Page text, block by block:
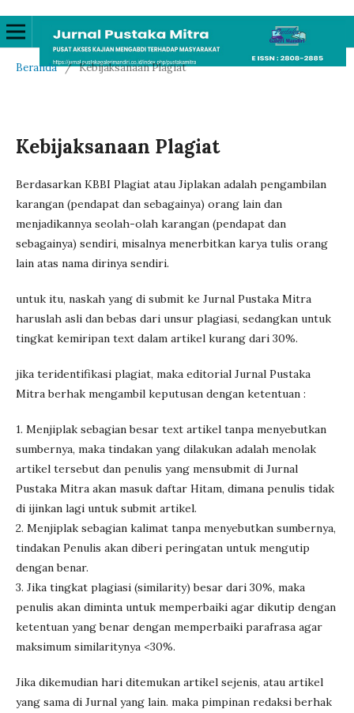
Beranda / Kebijaksanaan Plagiat
Kebijaksanaan Plagiat
Berdasarkan KBBI Plagiat atau Jiplakan adalah pengambilan
karangan (pendapat dan sebagainya) orang lain dan
menjadikannya seolah-olah karangan (pendapat dan
sebagainya) sendiri, misalnya menerbitkan karya tulis orang
lain atas nama dirinya sendiri.
untuk itu, naskah yang di submit ke Jurnal Pustaka Mitra
haruslah asli dan bebas dari unsur plagiasi, sedangkan untuk
tingkat kemiripan text dalam artikel kurang dari 30%.
jika teridentifikasi plagiat, maka editorial Jurnal Pustaka
Mitra berhak mengambil keputusan dengan ketentuan :
1. Menjiplak sebagian besar text artikel tanpa menyebutkan
sumbernya, maka tindakan yang dilakukan adalah menolak
artikel tersebut dan penulis yang mensubmit di Jurnal
Pustaka Mitra akan masuk daftar Hitam, dimana penulis tidak
di ijinkan lagi untuk submit artikel.
2. Menjiplak sebagian kalimat tanpa menyebutkan sumbernya,
tindakan Penulis akan diberi peringatan untuk mengutip
dengan benar.
3. Jika tingkat plagiasi (similarity) besar dari 30%, maka
penulis akan diminta untuk memperbaiki agar dikutip dengan
ketentuan yang benar dengan memperbaiki parafrasa agar
maksimum similaritynya <30%.
Jika dikemudian hari ditemukan artikel sejenis, atau artikel
yang sama di Jurnal yang lain. maka pimpinan redaksi berhak